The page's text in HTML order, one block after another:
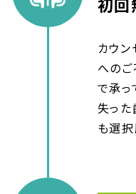
カウン
への
で承っ
失っ
も選択